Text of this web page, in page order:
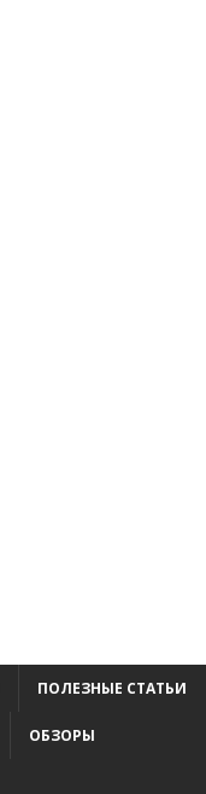
ПОЛЕЗНЫЕ СТАТЬИ
ОБЗОРЫ